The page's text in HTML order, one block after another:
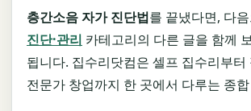
층간소음 자가 진단법를 끝냈다면, 다
진단·관리 카테고리의 다른 글을 함께
됩니다. 집수리닷컴은 셀프 집수리부터
전문가 창업까지 한 곳에서 다루는 종